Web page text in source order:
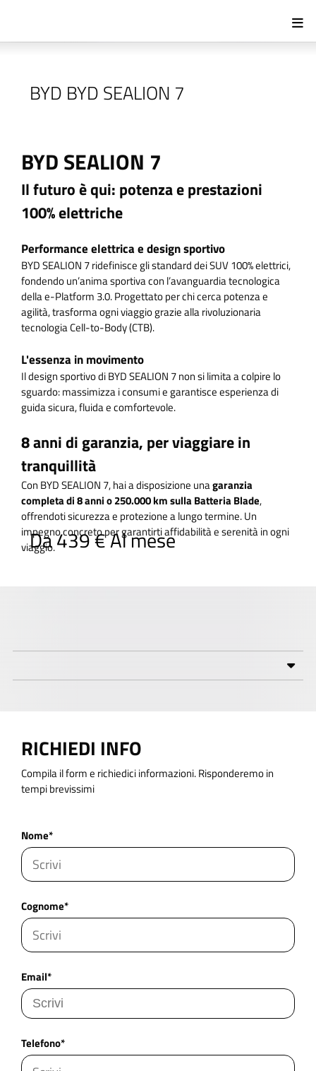
BYD BYD SEALION 7
Da 439 € Al mese
BYD SEALION 7
Il futuro è qui: potenza e prestazioni
100% elettriche
Performance elettrica e design sportivo
BYD SEALION 7 ridefinisce gli standard dei SUV 100% elettrici,
fondendo un’anima sportiva con l’avanguardia tecnologica
della e-Platform 3.0. Progettato per chi cerca potenza e
agilità, trasforma ogni viaggio grazie alla rivoluzionaria
tecnologia Cell-to-Body (CTB).
L'essenza in movimento
Il design sportivo di BYD SEALION 7 non si limita a colpire lo
sguardo: massimizza i consumi e garantisce esperienza di
guida sicura, fluida e comfortevole.
8 anni di garanzia, per viaggiare in
tranquillità
Con BYD SEALION 7, hai a disposizione unagaranzia
completa di 8 anni o 250.000 km sulla Batteria Blade,
offrendoti sicurezza e protezione a lungo termine. Un
impegno concreto per garantirti affidabilità e serenità in ogni
viaggio.
RICHIEDI INFO
Compila il form e richiedici informazioni. Risponderemo in
tempi brevissimi
Nome*
Cognome*
Email*
Telefono*